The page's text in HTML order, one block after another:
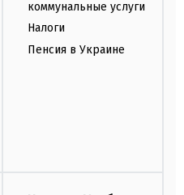
коммунальные услуги
Налоги
Пенсия в Украине